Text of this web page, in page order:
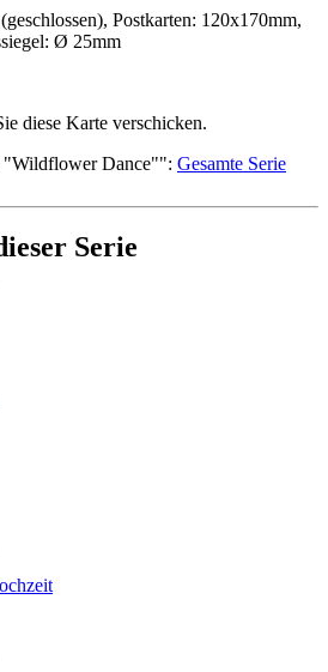
Postkarten: 120x170mm,
Ø 25mm
diese Karte verschicken.
"Wildflower Dance"": Gesamte Serie
Serie